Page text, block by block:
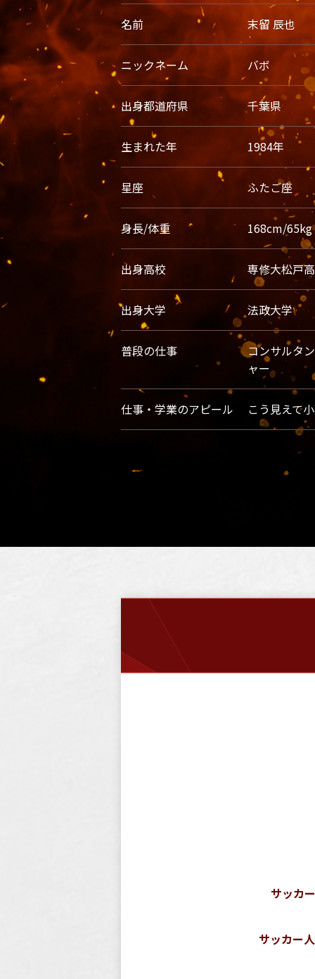
名前 末留 辰也
ニックネーム バボ
出身都道府県 千葉県
生まれた年 1984年
星座 ふたご座
身長/体重 168cm/65kg
出身高校 専修大松戸
出身大学 法政大学
普段の仕事
コンサルタ
ャー
仕事・学業のアピール こう見えて
サッカ
サッカー